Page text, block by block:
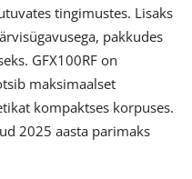
tingimustes. Lisaks
pakkudes
GFX100RF on
maksimaalset
kompaktses korpuses.
2025 aasta parimaks